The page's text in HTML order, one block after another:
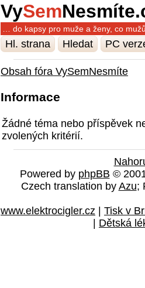
VySem
… do kapsy pro muže a ženy, co
Hl. strana Hledat PC
Obsah fóra VySemNesmíte
Informace
Žádné téma nebo příspěvek
zvolených kritérií.
Powered by phpBB ©
Czech translation by Azu;
www.elektrocigler.cz Tisk v
Dětská